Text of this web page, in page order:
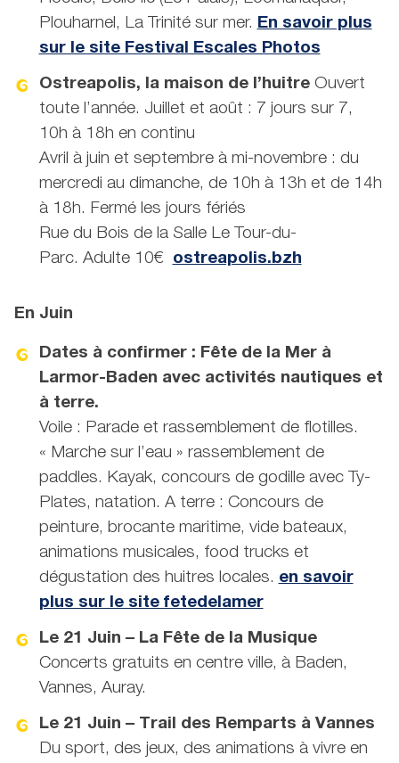
Plouharnel, La Trinité sur mer. En savoir plus
sur le site Festival Escales Photos
Ostreapolis, la maison de l’huitreOuvert
toute l’année. Juillet et août : 7 jours sur 7,
10h à 18h en continu
Avril à juin et septembre à mi-novembre : du
mercredi au dimanche, de 10h à 13h et de 14h
à 18h. Fermé les jours fériés
Rue du Bois de la Salle Le Tour-du-
Parc. Adulte 10€ ostreapolis.bzh
En Juin
Dates à confirmer : Fête de la Mer à
Larmor-Baden avec activités nautiques et
à terre.
Voile : Parade et rassemblement de flotilles.
« Marche sur l’eau » rassemblement de
paddles. Kayak, concours de godille avec Ty-
Plates, natation. A terre : Concours de
peinture, brocante maritime, vide bateaux,
animations musicales, food trucks et
dégustation des huitres locales. en savoir
plus sur le site fetedelamer
Le 21 Juin – La Fête de la Musique
Concerts gratuits en centre ville, à Baden,
Vannes, Auray.
Le 21 Juin – Trail des Remparts à Vannes
Du sport, des jeux, des animations à vivre en